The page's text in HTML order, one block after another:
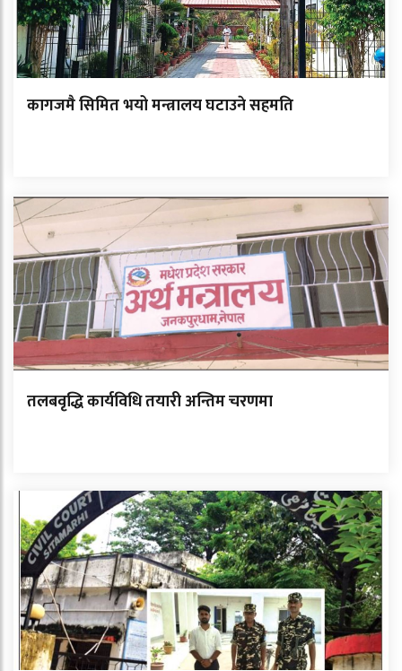
कागजमै सिमित भयो मन्त्रालय घटाउने सहमति
तलबवृद्धि कार्यविधि तयारी अन्तिम चरणमा